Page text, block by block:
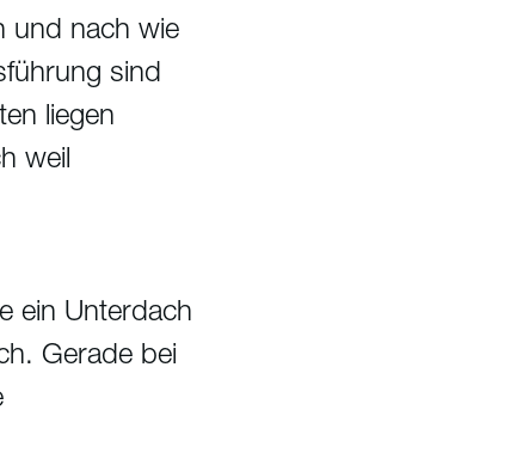
und nach wie
sind
liegen
weil
ein Unterdach
Gerade bei